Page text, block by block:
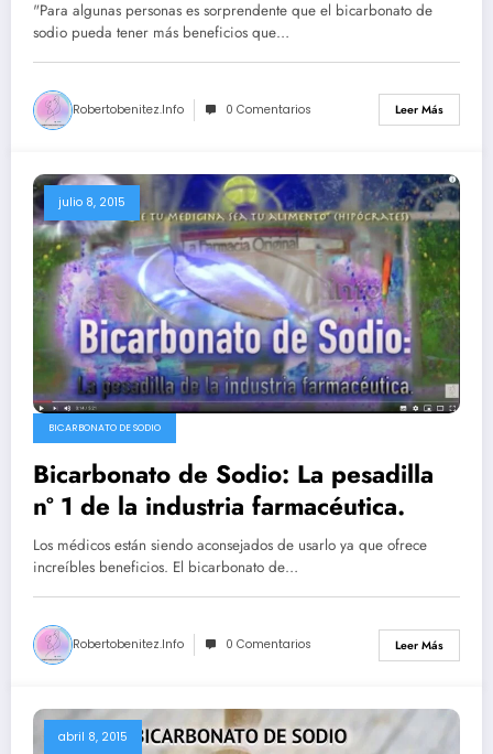
"Para algunas personas es sorprendente que el bicarbonato de
sodio pueda tener más beneficios que…
Robertobenitez.info 0 Comentarios Leer Más
julio 8, 2015
BICARBONATO DE SODIO
Bicarbonato de Sodio: La pesadilla
nº 1 de la industria farmacéutica.
Los médicos están siendo aconsejados de usarlo ya que ofrece
increíbles beneficios. El bicarbonato de…
Robertobenitez.info 0 Comentarios Leer Más
abril 8, 2015